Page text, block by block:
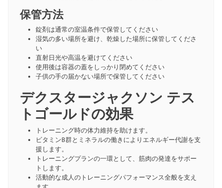
保管方法
錠剤は通常の室温条件で保管してください
湿気の多い場所を避け、乾燥した場所に保管してくださ
い
直射日光や高温を避けてください
使用後は容器の蓋をしっかり閉めてください
子供の手の届かない場所で保管してください
デクスタージャクソン テス
トゴールドの効果
トレーニング時の体力維持を助けます。
ビタミンB群とミネラルの働きによりエネルギー代謝を支
援します。
トレーニングプランの一環として、筋肉の発達をサポー
トします。
活動的な成人のトレーニングパフォーマンス全般を支え